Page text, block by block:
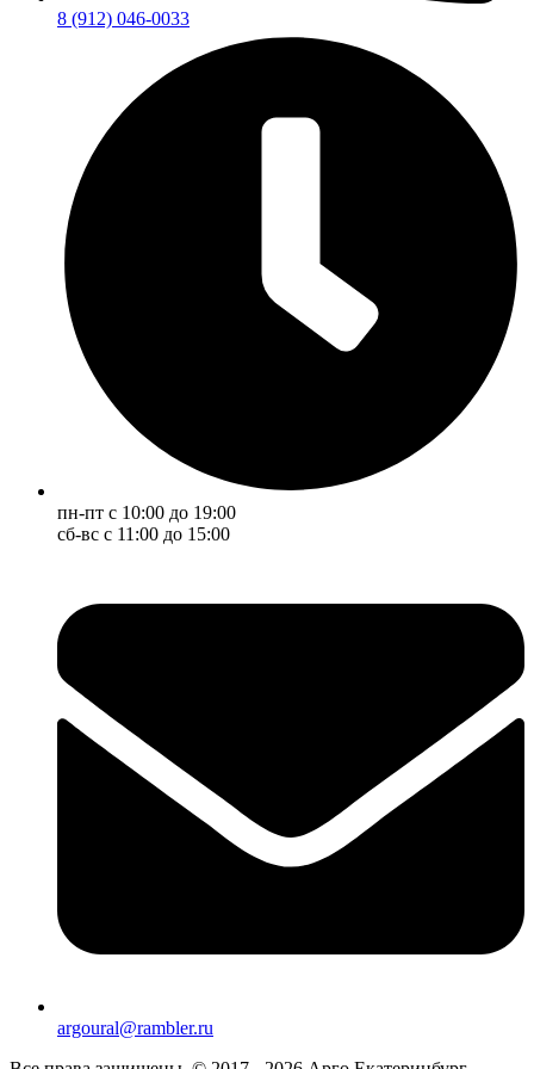
8 (912) 046-0033
пн-пт с 10:00 до 19:00
сб-вс с 11:00 до 15:00
argoural@rambler.ru